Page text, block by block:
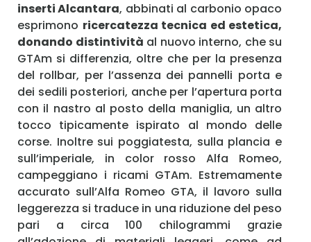
inserti Alcantara, abbinati al carbonio opaco
esprimono ricercatezza tecnica ed estetica,
donando distintività al nuovo interno, che su
GTAm si differenzia, oltre che per la presenza
del rollbar, per l’assenza dei pannelli porta e
dei sedili posteriori, anche per l’apertura porta
con il nastro al posto della maniglia, un altro
tocco tipicamente ispirato al mondo delle
corse. Inoltre sui poggiatesta, sulla plancia e
sull’imperiale, in color rosso Alfa Romeo,
campeggiano i ricami GTAm. Estremamente
accurato sull’Alfa Romeo GTA, il lavoro sulla
leggerezza si traduce in una riduzione del peso
pari a circa 100 chilogrammi grazie